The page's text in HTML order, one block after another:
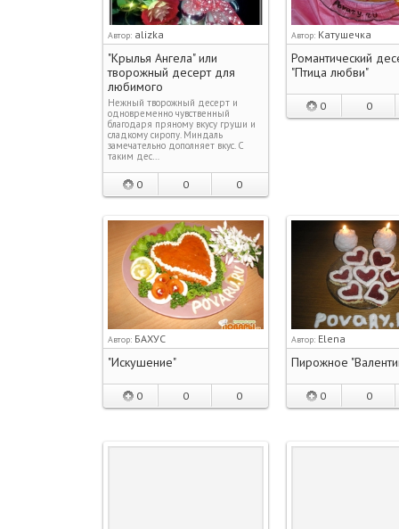
Автор: alizka
"Крылья Ангела" или
творожный десерт для
любимого
Нежный творожный десерт и
одновременно чувственный
благодаря пряному вкусу груши и
сладкому сиропу. Миндаль
замечательно дополняет вкус. С
таким дес…
0 0 0
Автор: Катушечка
Романтический
"Птица любви"
0 0
Автор: БАХУС
"Искушение"
0 0 0
Автор: Elena
Пирожное
0 0